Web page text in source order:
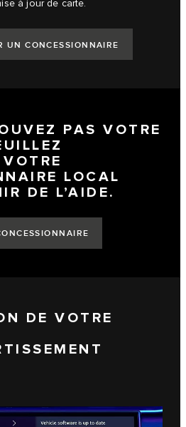
à jour de carte.
UN CONCESSIONNAIRE
PAS VOTRE
LOCAL
DE L’AIDE.
DE VOTRE